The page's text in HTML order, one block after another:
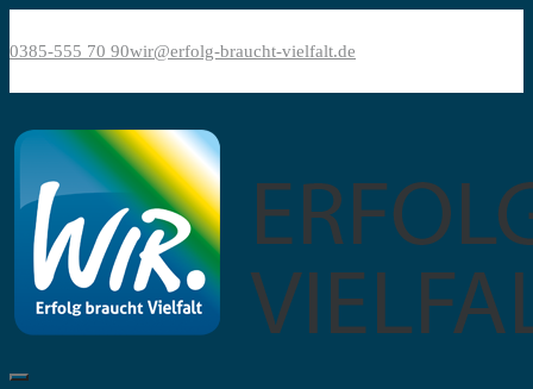
Bitte
Sie:
Website
ein
Barrierefreiheitssystem.
Inhalt
0385-555 70 90wir@erfolg-braucht-vielfalt.de